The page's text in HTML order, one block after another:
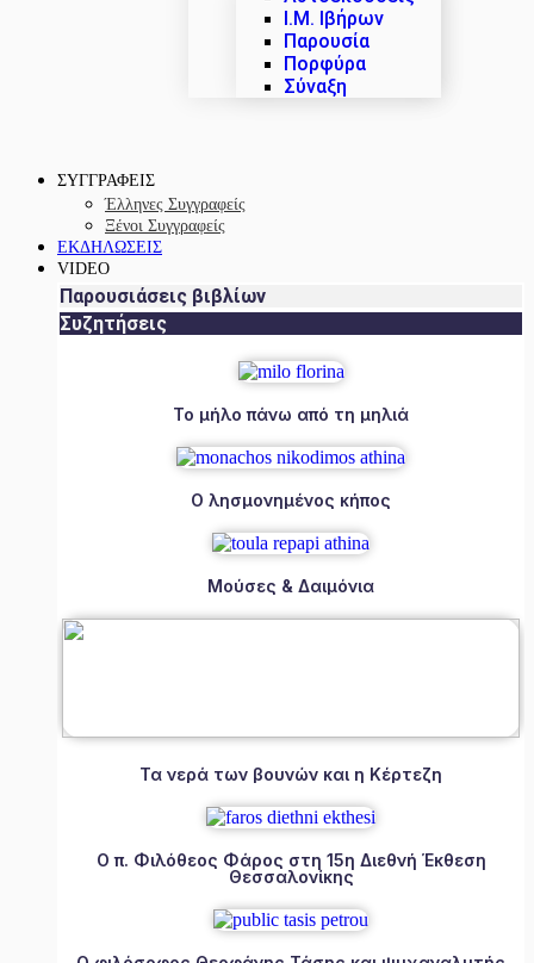
Ι.Μ. Ιβήρων
Παρουσία
Πορφύρα
Σύναξη
ΣΥΓΓΡΑΦΕΙΣ
Έλληνες Συγγραφείς
Ξένοι Συγγραφείς
ΕΚΔΗΛΩΣΕΙΣ
VIDEO
Παρουσιάσεις βιβλίων
Συζητήσεις
Το μήλο πάνω από τη μηλιά
Ο λησμονημένος κήπος
Μούσες & Δαιμόνια
Τα νερά των βουνών και η Κέρτεζη
Ο π. Φιλόθεος Φάρος στη 15η Διεθνή Έκθεση
Θεσσαλονίκης